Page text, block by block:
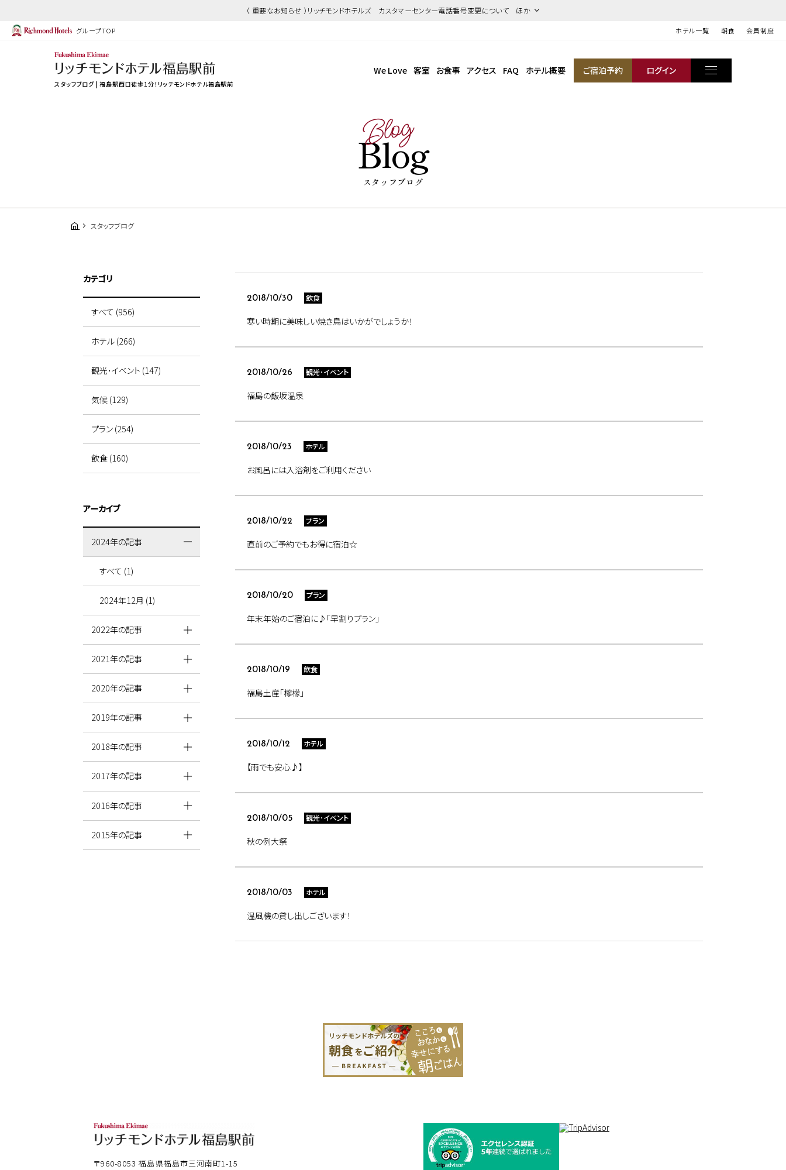
（ 重要なお知らせ ）リッチモンドホテルズ カスタマーセンター電話番号変更について ほか
グループTOP ホテル一覧 朝食 会員制度
スタッフブログ | 福島駅西口徒歩1分！リッチモンドホテル福島駅前
We Love 客室 お食事 アクセス FAQ ホテル概要 ご宿泊予約 ログイン
Blog
Blog
スタッフブログ
スタッフブログ
2018/10/30 飲食
寒い時期に美味しい焼き鳥はいかがでしょうか！
2018/10/26 観光･イベント
福島の飯坂温泉
2018/10/23 ホテル
お風呂には入浴剤をご利用ください
2018/10/22 プラン
直前のご予約でもお得に宿泊☆
2018/10/20 プラン
年末年始のご宿泊に♪「早割りプラン」
2018/10/19 飲食
福島土産「檸檬」
2018/10/12 ホテル
【雨でも安心♪】
2018/10/05 観光･イベント
秋の例大祭
2018/10/03 ホテル
温風機の貸し出しございます！
カテゴリ
すべて (956)
ホテル (266)
観光･イベント (147)
気候 (129)
プラン (254)
飲食 (160)
アーカイブ
2024年の記事
すべて (1)
2024年12月 (1)
2022年の記事
2021年の記事
2020年の記事
2019年の記事
2018年の記事
2017年の記事
2016年の記事
2015年の記事
〒960-8053福島県福島市三河南町1-15